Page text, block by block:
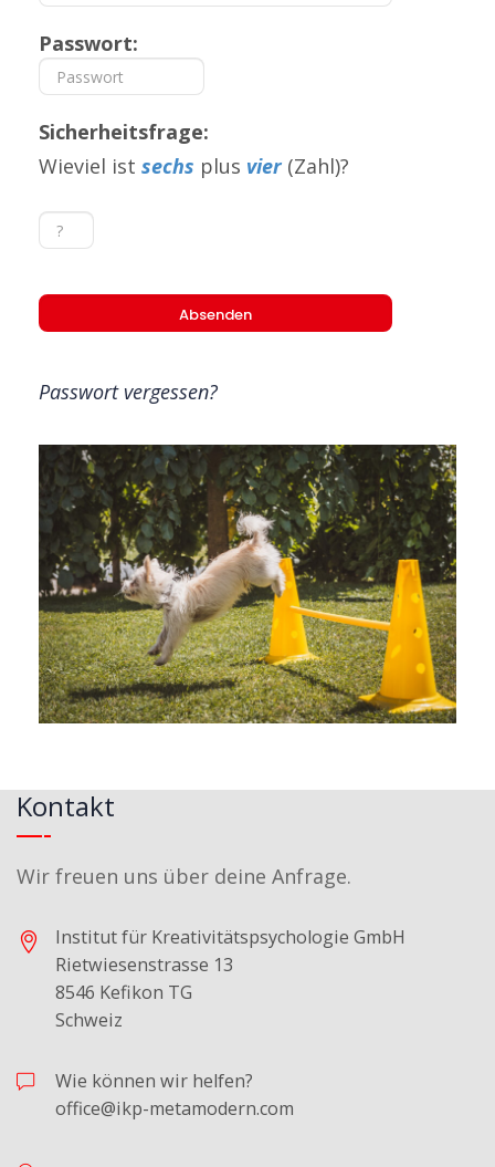
Passwort:
Sicherheitsfrage:
Wieviel ist sechs plus vier (Zahl)?
Passwort vergessen?
Kontakt
Wir freuen uns über deine Anfrage.
Institut für Kreativitätspsychologie GmbH
Rietwiesenstrasse 13
8546 Kefikon TG
Schweiz
Wie können wir helfen?
office@ikp-metamodern.com